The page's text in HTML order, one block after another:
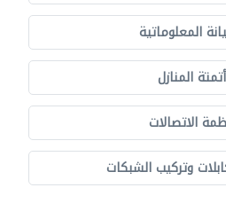
المعلوماتية
أتمتة المنازل
الاتصالات
وتركيب الشبكات